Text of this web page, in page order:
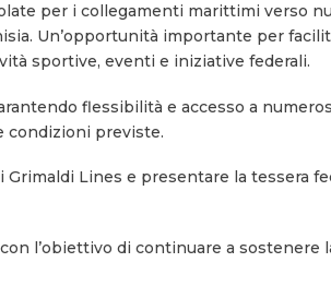
per i collegamenti marittimi verso
Un’opportunità importante per
sportive, eventi e iniziative federali.
flessibilità e accesso a
condizioni previste.
Lines e presentare la tessera
l’obiettivo di continuare a sostenere